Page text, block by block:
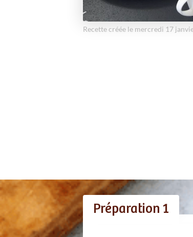
Recette créée le mercredi 17
Préparation 1